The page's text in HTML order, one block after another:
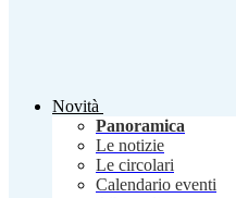
Novità
Panoramica
Le notizie
Le circolari
Calendario eventi